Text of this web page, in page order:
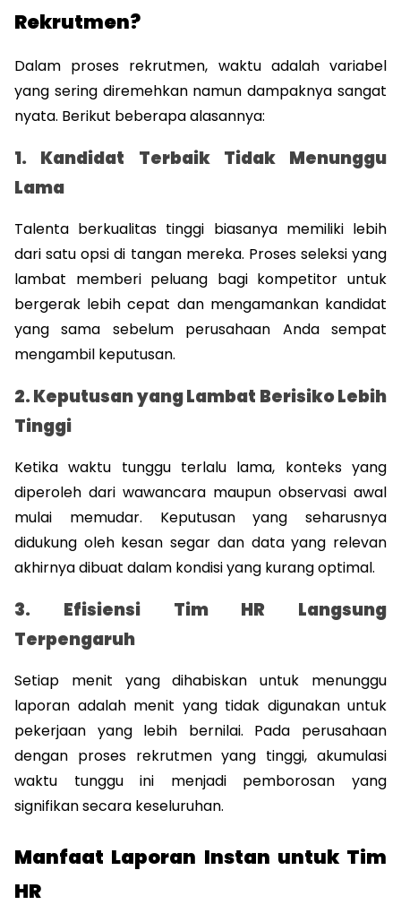
Rekrutmen?
Dalam proses rekrutmen, waktu adalah variabel
yang sering diremehkan namun dampaknya sangat
nyata. Berikut beberapa alasannya:
1. Kandidat Terbaik Tidak Menunggu
Lama
Talenta berkualitas tinggi biasanya memiliki lebih
dari satu opsi di tangan mereka. Proses seleksi yang
lambat memberi peluang bagi kompetitor untuk
bergerak lebih cepat dan mengamankan kandidat
yang sama sebelum perusahaan Anda sempat
mengambil keputusan.
2. Keputusan yang Lambat Berisiko Lebih
Tinggi
Ketika waktu tunggu terlalu lama, konteks yang
diperoleh dari wawancara maupun observasi awal
mulai memudar. Keputusan yang seharusnya
didukung oleh kesan segar dan data yang relevan
akhirnya dibuat dalam kondisi yang kurang optimal.
3. Efisiensi Tim HR Langsung
Terpengaruh
Setiap menit yang dihabiskan untuk menunggu
laporan adalah menit yang tidak digunakan untuk
pekerjaan yang lebih bernilai. Pada perusahaan
dengan proses rekrutmen yang tinggi, akumulasi
waktu tunggu ini menjadi pemborosan yang
signifikan secara keseluruhan.
Manfaat Laporan Instan untuk Tim
HR